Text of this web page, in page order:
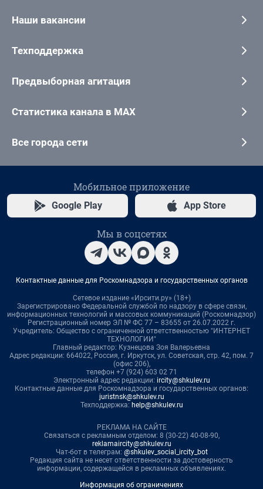
Наши вакансии
Техподдержка
Предвыборная агитация
Статистика канала в MAX
Все города сети
Мобильное приложение
Google Play App Store
Мы в соцсетях
Контактные данные для Роскомнадзора и государственных органов
Сетевое издание «Ирсити.ру» (18+)
Зарегистрировано Федеральной службой по надзору в сфере связи,
информационных технологий и массовых коммуникаций (Роскомнадзор)
Регистрационный номер ЭЛ № ФС 77 – 83655 от 26.07.2022 г.
Учредитель: Общество с ограниченной ответственностью "ИНТЕРНЕТ
ТЕХНОЛОГИИ"
Главный редактор: Кузнецова Зоя Валерьевна
Адрес редакции: 664022, Россия, г. Иркутск, ул. Советская, стр. 42, пом. 7
(офис 206),
телефон +7 (924) 603 02 71
Электронный адрес редакции: ircity@shkulev.ru
Контактные данные для Роскомнадзора и государственных органов:
juristnsk@shkulev.ru
Техподдержка: help@shkulev.ru
РЕКЛАМА НА САЙТЕ
Связаться с рекламным отделом: 8 (30-22) 40-08-90,
reklamaircity@shkulev.ru
Чат-бот в телеграм: @shkulev_social_ircity_bot
Редакция сайта не несет ответственности за достоверность
информации, содержащейся в рекламных объявлениях.
Информация об ограничениях